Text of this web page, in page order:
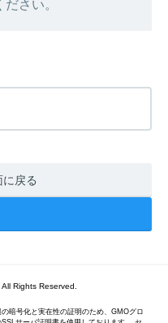
さい。
に戻る
Rights Reserved.
暗号化と実在性の証明のため、GMOグロ